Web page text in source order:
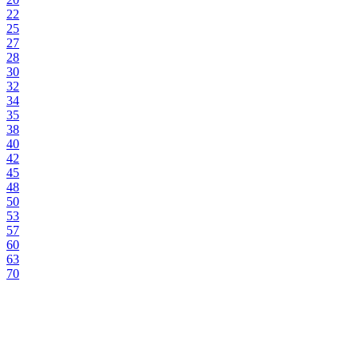
22
25
27
28
30
32
34
35
38
40
42
45
48
50
53
57
60
63
70